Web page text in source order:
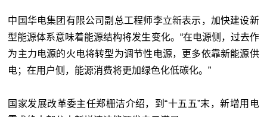
中国华电集团有限公司副总工程师李立新表示，加快建设新
型能源体系意味着能源结构将发生变化。“在电源侧，过去作
为主力电源的火电将转型为调节性电源，更多依靠新能源供
电；在用户侧，能源消费将更加绿色化低碳化。”
国家发展改革委主任郑栅洁介绍，到“十五五”末，新增用电